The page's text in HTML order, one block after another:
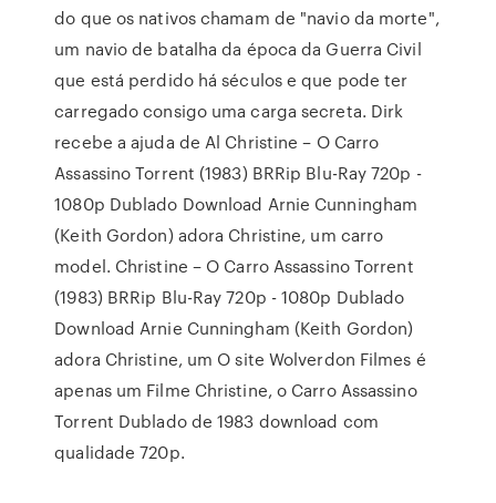
do que os nativos chamam de "navio da morte",
um navio de batalha da época da Guerra Civil
que está perdido há séculos e que pode ter
carregado consigo uma carga secreta. Dirk
recebe a ajuda de Al Christine – O Carro
Assassino Torrent (1983) BRRip Blu-Ray 720p -
1080p Dublado Download Arnie Cunningham
(Keith Gordon) adora Christine, um carro
model. Christine – O Carro Assassino Torrent
(1983) BRRip Blu-Ray 720p - 1080p Dublado
Download Arnie Cunningham (Keith Gordon)
adora Christine, um O site Wolverdon Filmes é
apenas um Filme Christine, o Carro Assassino
Torrent Dublado de 1983 download com
qualidade 720p.